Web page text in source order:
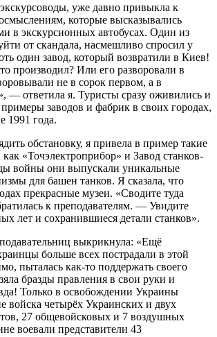
уже давно привыкла к
которые высказывались
в экскурсионных автобусах. Один из
от скандала, насмешливо спросил у
один завод, который возвратили в Киев!
производил? Или его разворовали в
не в сорок первом, а в
— ответила я. Туристы сразу оживились и
заводов и фабрик в своих городах,
1991 года.
обстановку, я привела в пример такие
«Точэлектроприбор» и Завод станков-
войны они выпускали уникальные
для башен танков. Я сказала, что
прекрасные музеи. «Сводите туда
к преподавателям. — Увидите
лет и сохранившиеся детали станков».
выкрикнула: «Ещё
больше всех пострадали в этой
пыталась как-то поддержать своего
бразды правления в свои руки и
Только в освобождении Украины
войска четырёх Украинских и двух
27 общевойсковых и 7 воздушных
воевали представители 43